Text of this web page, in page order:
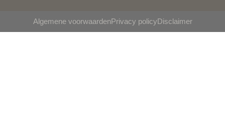
Algemene voorwaardenPrivacy policyDisclaimer